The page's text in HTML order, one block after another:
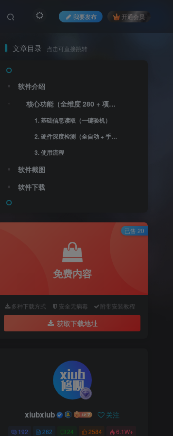
我要发布 开通会员
文章目录 点击可直接跳转
软件介绍
核心功能（全维度 280 + 项检测）
1. 基础信息读取（一键验机）
2. 硬件深度检测（全自动 + 手动）
3. 使用流程
软件截图
软件下载
免费内容
多种下载方式 安全无病毒 附带安装教程
获取下载地址
已售 20
xiubxiub 关注
192 262 24 2584 6.1W+